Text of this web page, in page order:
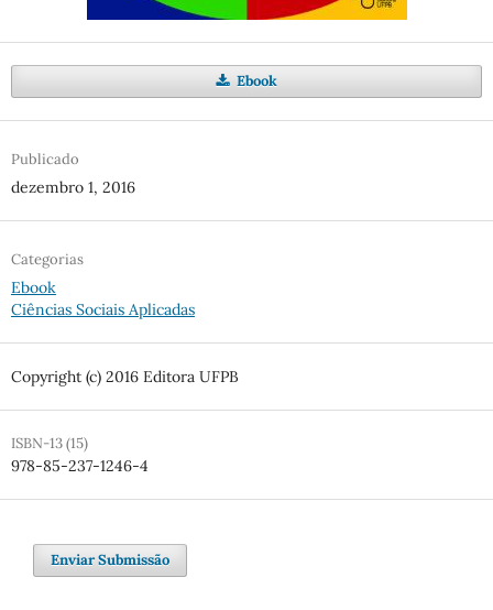
Ebook
Publicado
dezembro 1, 2016
Categorias
Ebook
Ciências Sociais Aplicadas
Copyright (c) 2016 Editora UFPB
ISBN-13 (15)
978-85-237-1246-4
Enviar Submissão